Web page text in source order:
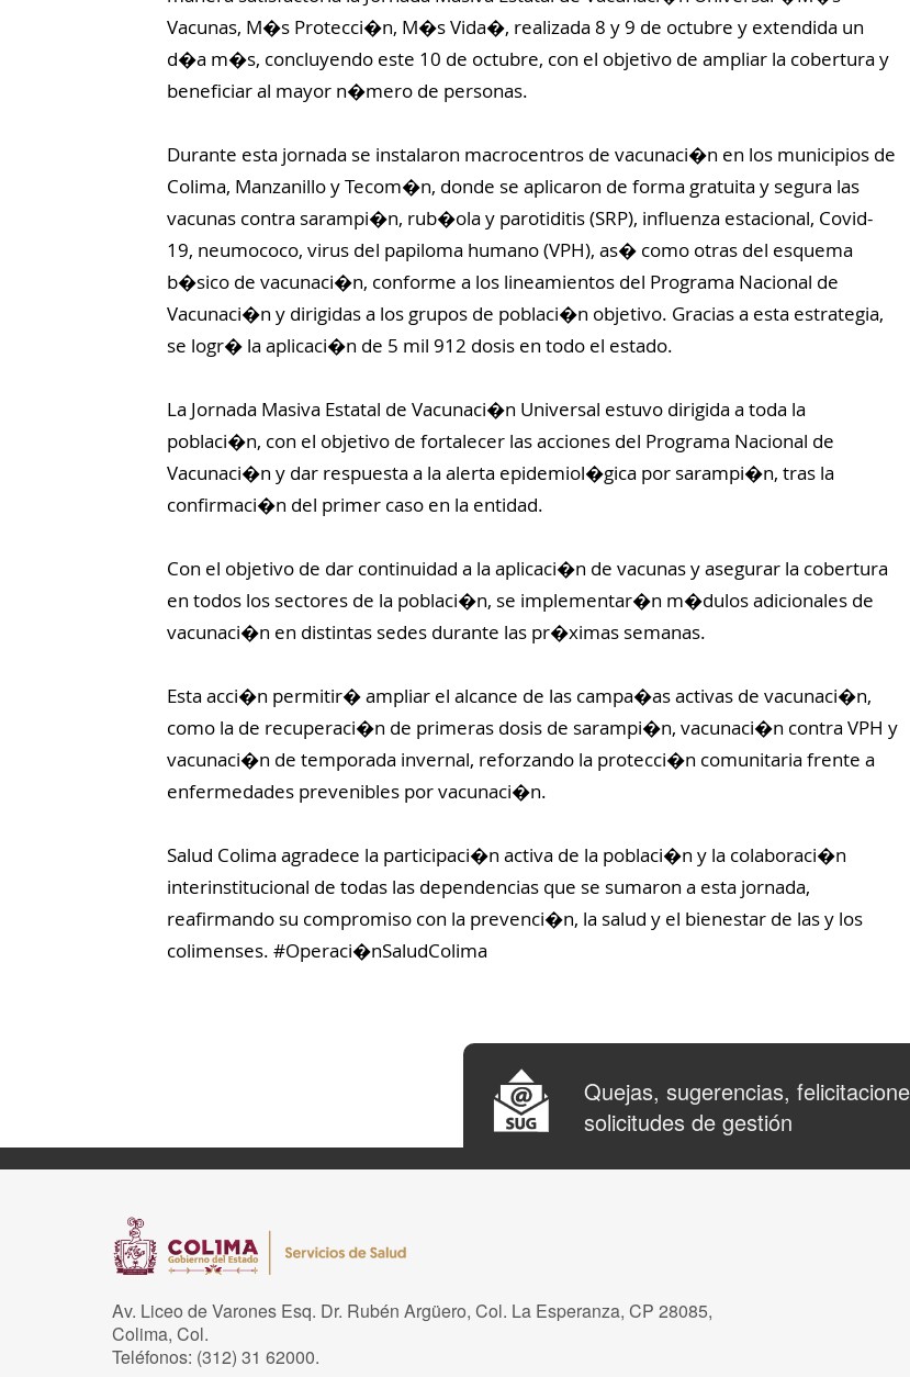
Vacunas, M�s Protecci�n, M�s Vida�, realizada 8 y 9 de octubre y extendida un
d�a m�s, concluyendo este 10 de octubre, con el objetivo de ampliar la cobertura y
beneficiar al mayor n�mero de personas.
Durante esta jornada se instalaron macrocentros de vacunaci�n en los municipios de
Colima, Manzanillo y Tecom�n, donde se aplicaron de forma gratuita y segura las
vacunas contra sarampi�n, rub�ola y parotiditis (SRP), influenza estacional, Covid-
19, neumococo, virus del papiloma humano (VPH), as� como otras del esquema
b�sico de vacunaci�n, conforme a los lineamientos del Programa Nacional de
Vacunaci�n y dirigidas a los grupos de poblaci�n objetivo. Gracias a esta estrategia,
se logr� la aplicaci�n de 5 mil 912 dosis en todo el estado.
La Jornada Masiva Estatal de Vacunaci�n Universal estuvo dirigida a toda la
poblaci�n, con el objetivo de fortalecer las acciones del Programa Nacional de
Vacunaci�n y dar respuesta a la alerta epidemiol�gica por sarampi�n, tras la
confirmaci�n del primer caso en la entidad.
Con el objetivo de dar continuidad a la aplicaci�n de vacunas y asegurar la cobertura
en todos los sectores de la poblaci�n, se implementar�n m�dulos adicionales de
vacunaci�n en distintas sedes durante las pr�ximas semanas.
Esta acci�n permitir� ampliar el alcance de las campa�as activas de vacunaci�n,
como la de recuperaci�n de primeras dosis de sarampi�n, vacunaci�n contra VPH y
vacunaci�n de temporada invernal, reforzando la protecci�n comunitaria frente a
enfermedades prevenibles por vacunaci�n.
Salud Colima agradece la participaci�n activa de la poblaci�n y la colaboraci�n
interinstitucional de todas las dependencias que se sumaron a esta jornada,
reafirmando su compromiso con la prevenci�n, la salud y el bienestar de las y los
colimenses. #Operaci�nSaludColima
Quejas, sugerencias,
solicitudes de gestión
Av. Liceo de Varones Esq. Dr. Rubén Argüero, Col. La Esperanza, CP 28085,
Colima, Col.
Teléfonos: (312) 31 62000.